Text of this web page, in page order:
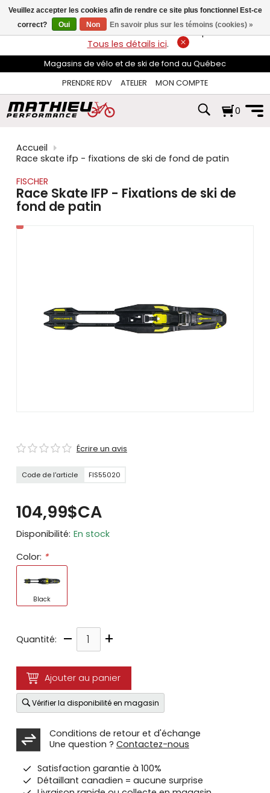
flèches
haut
et
pour
sélectionner
disponible.
Appuyez
pour
accéder
résultat
de
recherche
sélectionné.
gestes
tels
que
LIVRAISON GRATUITEsur les commandes de plus de 74$*.
Tous les détails ici.
Magasins de vélo et de ski de fond au Québec
PRENDRE RDV
ATELIER MON COMPTE
0
Accueil
Race skate ifp - fixations de ski de fond de patin
FISCHER
Race Skate IFP - Fixations de ski de
fond de patin
Écrire un avis
Code de l'article FIS55020
104,99$CA
Disponibilité: En stock
Color: *
Black
Quantité: – +
Ajouter au panier
Vérifier la disponibilité en magasin
Conditions de retour et d'échange
Une question ? Contactez-nous
Satisfaction garantie à 100%
Détaillant canadien = aucune surprise
Veuillez accepter les cookies afin de rendre ce site plus fonctionnel Est-ce
correct?
Oui Non En savoir plus sur les témoins (cookies) »